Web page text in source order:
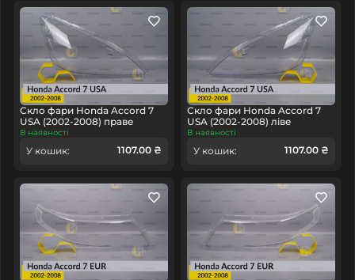
Скло фари Honda Accord 7
USA (2002-2008) праве
В наявності
У кошик: 1107.00 ₴
Скло фари Honda Accord 7
USA (2002-2008) ліве
В наявності
У кошик: 1107.00 ₴